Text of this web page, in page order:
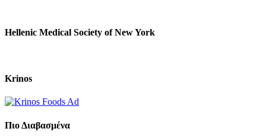
Hellenic Medical Society of New York
Krinos
Πιο Διαβασμένα